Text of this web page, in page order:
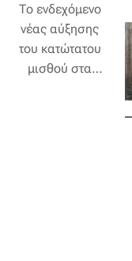
Το ενδεχόμενο
νέας αύξησης
του κατώτατου
μισθού στα